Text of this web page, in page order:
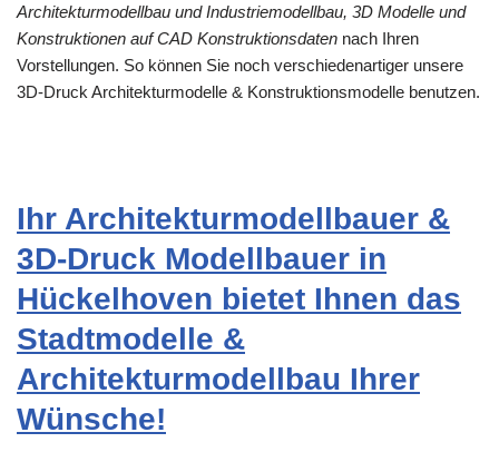
Architekturmodellbau und Industriemodellbau, 3D Modelle und
Konstruktionen auf CAD Konstruktionsdaten nach Ihren
Vorstellungen. So können Sie noch verschiedenartiger unsere
3D-Druck Architekturmodelle & Konstruktionsmodelle benutzen.
Ihr Architekturmodellbauer &
3D-Druck Modellbauer in
Hückelhoven bietet Ihnen das
Stadtmodelle &
Architekturmodellbau Ihrer
Wünsche!